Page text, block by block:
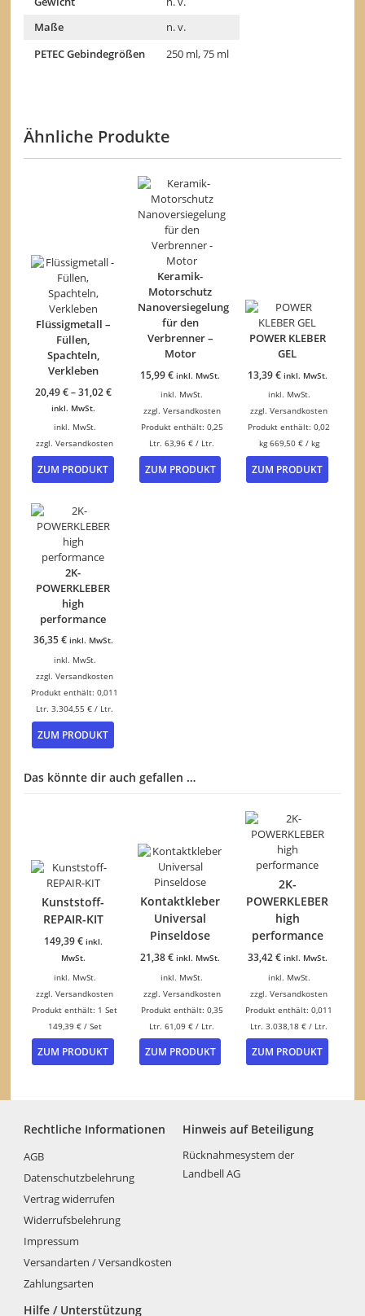
Maße
n. v.
PETEC Gebindegrößen
250 ml, 75 ml
Ähnliche Produkte
Flüssigmetall –
Füllen,
Spachteln,
Verkleben
20,49€–31,02 €
inkl. MwSt.
inkl. MwSt.
zzgl.Versandkosten
ZUM PRODUKT
Dieses
Produkt
Keramik-
Motorschutz
Nanoversiegelung
für den
Verbrenner –
Motor
15,99€ inkl. MwSt.
inkl. MwSt.
zzgl. Versandkosten
Produkt enthält: 0,25
Ltr. 63,96€ / Ltr.
ZUM PRODUKT
POWER KLEBER
GEL
13,39€ inkl. MwSt.
inkl. MwSt.
zzgl.Versandkosten
Produkt enthält: 0,02
kg 669,50 €/ kg
ZUM PRODUKT
2K-
POWERKLEBER
high
performance
36,35€ inkl. MwSt.
inkl. MwSt.
zzgl.Versandkosten
Produkt enthält: 0,011
Ltr. 3.304,55€ / Ltr.
ZUM PRODUKT
Das könnte dir auch gefallen …
Kunststoff-
REPAIR-KIT
149,39€ inkl.
MwSt.
inkl. MwSt.
zzgl.Versandkosten
Produkt enthält: 1Set
149,39 €/ Set
ZUM PRODUKT
Kontaktkleber
Universal
Pinseldose
21,38€ inkl. MwSt.
inkl. MwSt.
zzgl. Versandkosten
Produkt enthält: 0,35
Ltr. 61,09€ / Ltr.
ZUM PRODUKT
2K-
POWERKLEBER
high
performance
33,42 € inkl. MwSt.
inkl. MwSt.
zzgl.Versandkosten
Produkt enthält: 0,011
Ltr. 3.038,18€ / Ltr.
ZUM PRODUKT
Rechtliche Informationen
AGB
Datenschutzbelehrung
Vertrag widerrufen
Widerrufsbelehrung
Impressum
Versandarten / Versandkosten
Zahlungsarten
Hinweis auf Beteiligung
Rücknahmesystem der
Landbell AG
Hilfe / Unterstützung